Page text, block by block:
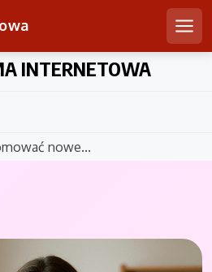
INTERNETOWA
nowe...